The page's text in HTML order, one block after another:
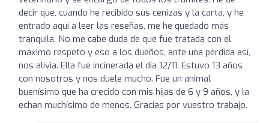
decir que, cuando he recibido sus cenizas y la carta, y he
entrado aquí a leer las reseñas, me he quedado más
tranquila. No me cabe duda de que fue tratada con el
máximo respeto y eso a los dueños, ante una pérdida así,
nos alivia. Ella fue incinerada el día 12/11. Estuvo 13 años
con nosotros y nos duele mucho. Fue un animal
buenísimo que ha crecido con mis hijas de 6 y 9 años, y la
echan muchísimo de menos. Gracias por vuestro trabajo.